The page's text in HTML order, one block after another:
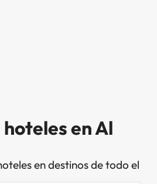
en Al
en destinos de todo el